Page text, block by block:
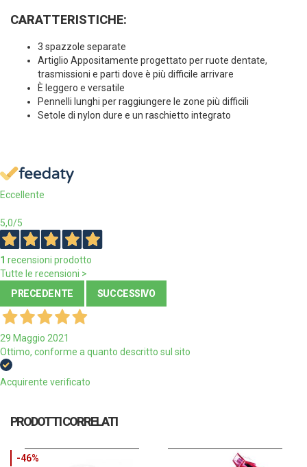
CARATTERISTICHE:
3 spazzole separate
Artiglio Appositamente progettato per ruote dentate,
trasmissioni e parti dove è più difficile arrivare
È leggero e versatile
Pennelli lunghi per raggiungere le zone più difficili
Setole di nylon dure e un raschietto integrato
Eccellente
5,0/5
1 recensioni prodotto
Tutte le recensioni >
PRECEDENTE
SUCCESSIVO
29 Maggio 2021
Ottimo, conforme a quanto descritto sul sito
Acquirente verificato
PRODOTTI CORRELATI
-46%